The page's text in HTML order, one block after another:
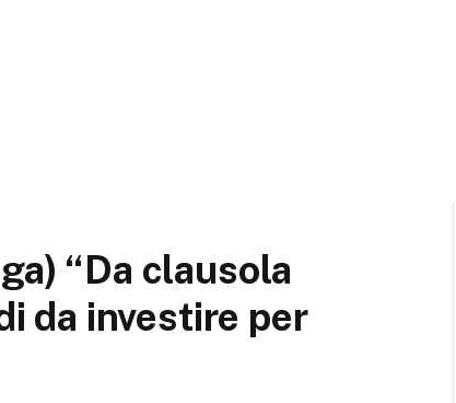
“Da clausola
da investire per